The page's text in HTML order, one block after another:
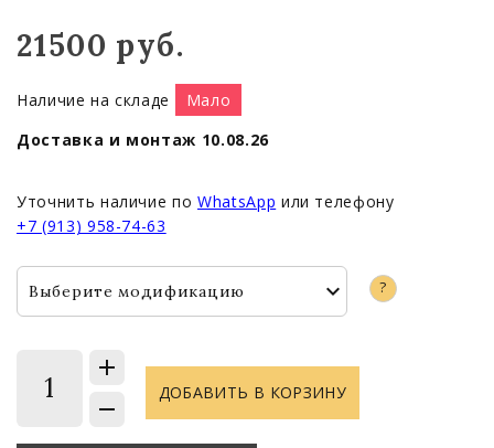
21500 руб.
Наличие на складе
Мало
Доставка и монтаж 10.08.26
Уточнить наличие по WhatsApp или телефону
+7 (913) 958-74-63
Выберите модификацию ?
1 ДОБАВИТЬ В КОРЗИНУ